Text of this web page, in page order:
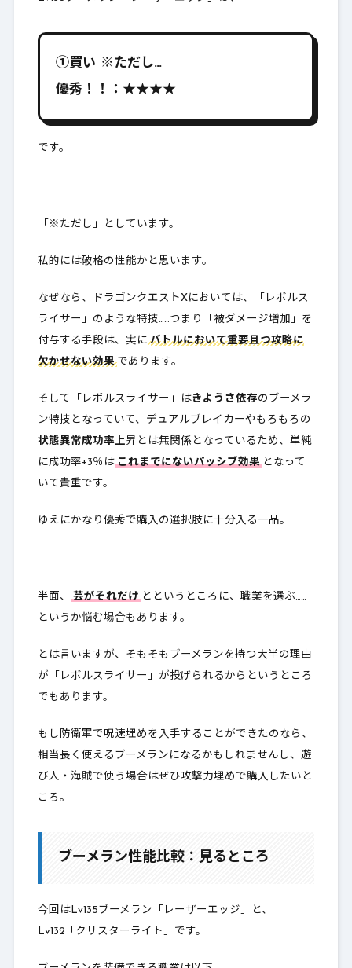
①買い ※ただし…
優秀！！：★★★★
です。
「※ただし」としています。
私的には破格の性能かと思います。
なぜなら、ドラゴンクエストXにおいては、「レボルス
ライサー」のような特技……つまり「被ダメージ増加」を
付与する手段は、実に バトルにおいて重要且つ攻略に
欠かせない効果 であります。
そして「レボルスライサー」はきようさ依存のブーメラ
ン特技となっていて、デュアルブレイカーやもろもろの
状態異常成功率上昇とは無関係となっているため、単純
に成功率+3％は これまでにないパッシブ効果 となって
いて貴重です。
ゆえにかなり優秀で購入の選択肢に十分入る一品。
半面、 芸がそれだけ とというところに、職業を選ぶ……
というか悩む場合もあります。
とは言いますが、そもそもブーメランを持つ大半の理由
が「レボルスライサー」が投げられるからというところ
でもあります。
もし防衛軍で呪速埋めを入手することができたのなら、
相当長く使えるブーメランになるかもしれませんし、遊
び人・海賊で使う場合はぜひ攻撃力埋めで購入したいと
ころ。
ブーメラン性能比較：見るところ
今回はLv135ブーメラン「レーザーエッジ」と、
Lv132「クリスターライト」です。